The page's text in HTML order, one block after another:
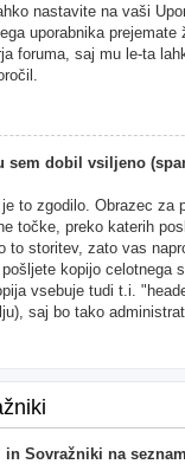
nastavite na vaši
uporabnika
foruma, saj mu le-ta
sem dobil vsiljeno
to zgodilo. Obrazec za
točke, preko katerih
to storitev, zato vas
kopijo celotnega
vsebuje tudi t.i.
saj bo tako
Sovražniki na